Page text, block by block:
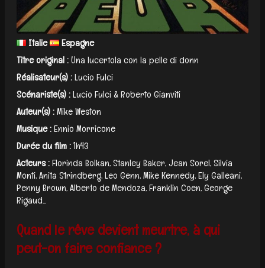
Italie
Espagne
Titre original :Una lucertola con la pelle di donn
Réalisateur(s) :Lucio Fulci
Scénariste(s) :Lucio Fulci & Roberto Gianviti
Auteur(s) :Mike Weston
Musique :Ennio Morricone
Durée du film :1h43
Acteurs :Florinda Bolkan, Stanley Baker, Jean Sorel, Silvia
Monti, Anita Strindberg, Leo Genn, Mike Kennedy, Ely Galleani,
Penny Brown, Alberto de Mendoza, Franklin Coen, George
Rigaud...
Quand le rêve devient meurtre, à qui
peut-on faire confiance ?